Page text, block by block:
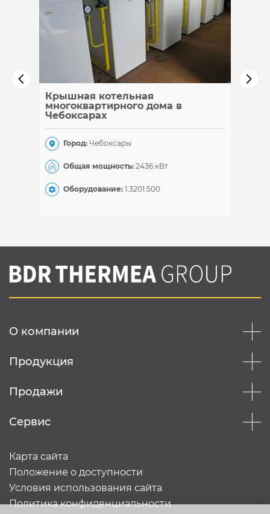
Крышная котельная
многоквартирного дома в
Чебоксарах
Город: Чебоксары
Общая мощность: 2436 кВт
Оборудование: 1.3201.500
О компании
Продукция
Продажи
Сервис
Карта сайта
Положение о доступности
Условия использования сайта
Политика конфиденциальности